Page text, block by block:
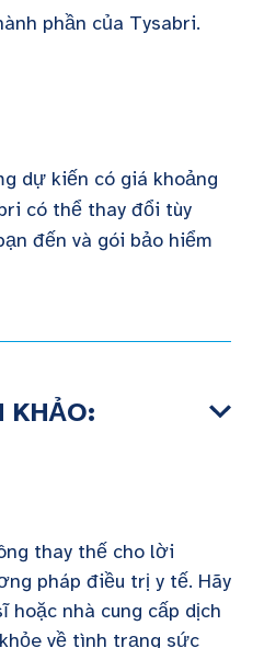
phần của Tysabri.
dự kiến có giá khoảng
có thể thay đổi tùy
đến và gói bảo hiểm
KHẢO:
thay thế cho lời
pháp điều trị y tế. Hãy
hoặc nhà cung cấp dịch
về tình trạng sức